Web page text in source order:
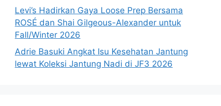
Levi’s Hadirkan Gaya Loose Prep Bersama
ROSÉ dan Shai Gilgeous-Alexander untuk
Fall/Winter 2026
Adrie Basuki Angkat Isu Kesehatan Jantung
lewat Koleksi Jantung Nadi di JF3 2026